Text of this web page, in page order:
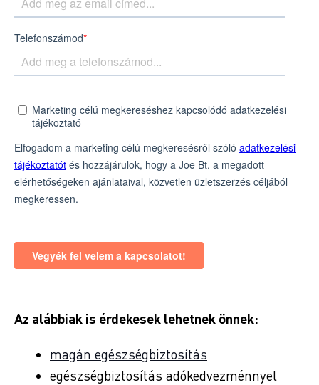
Az alábbiak is érdekesek lehetnek önnek:
magán egészségbiztosítás
egészségbiztosítás adókedvezménnyel